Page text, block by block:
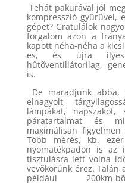
Tehát pakurával jól
kompresszió gyûrûvel,
gépet? Gratulálok
forgalom azon a
kapott néha-néha a
es, és újra
hûtõventillátorilag,
is.
De maradjunk
elnagyolt,
lámpákat, napszakot,
páratartalmat és
maximálisan
Több mérés, kb.
nyomatékpadon is az
tisztulásra lett volna
vevõkörünk érez. Talán
például